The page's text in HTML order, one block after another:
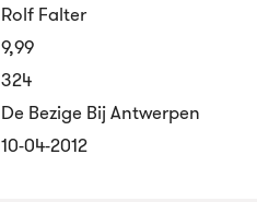
Rolf Falter
9,99
324
De Bezige Bij Antwerpen
10-04-2012